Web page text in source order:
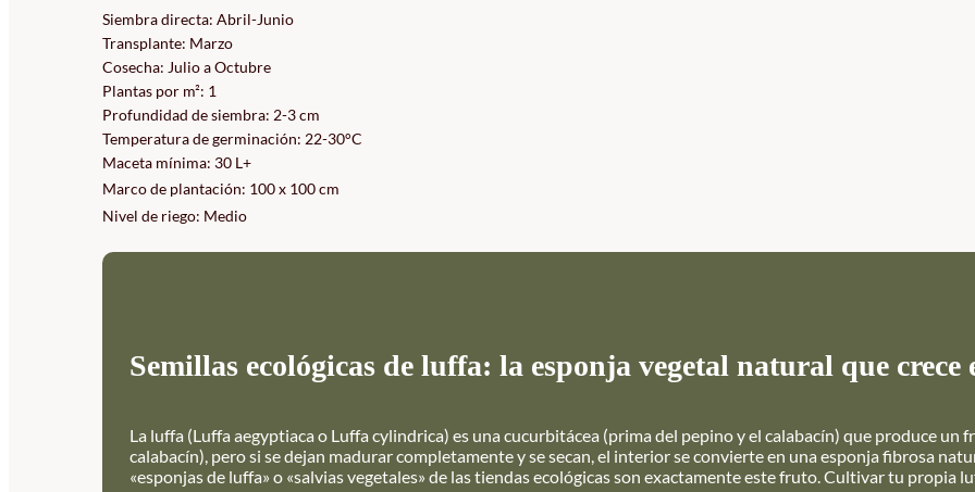
Siembra directa: Abril-Junio
Transplante: Marzo
Cosecha: Julio a Octubre
Plantas por m²: 1
Profundidad de siembra: 2-3 cm
Temperatura de germinación: 22-30°C
Maceta mínima: 30 L+
Marco de plantación: 100 x 100 cm
Nivel de riego: Medio
Semillas ecológicas de luffa: la esponja vegetal natural que crece
La luffa (Luffa aegyptiaca o Luffa cylindrica) es una cucurbitácea (prima del pepino y el calabacín) que produce
calabacín), pero si se dejan madurar completamente y se secan, el interior se convierte en una esponja fibrosa
«esponjas de luffa» o «salvias vegetales» de las tiendas ecológicas son exactamente este fruto. Cultivar tu propia